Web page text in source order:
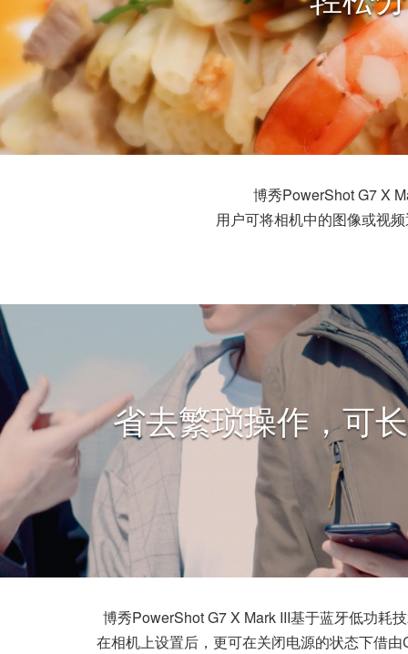
博秀PowerShot G7 X
用户可将相机中的图像或视
省去繁琐操作，可
博秀PowerShot G7 X Mark III基于蓝牙低功耗
在相机上设置后，更可在关闭电源的状态下借